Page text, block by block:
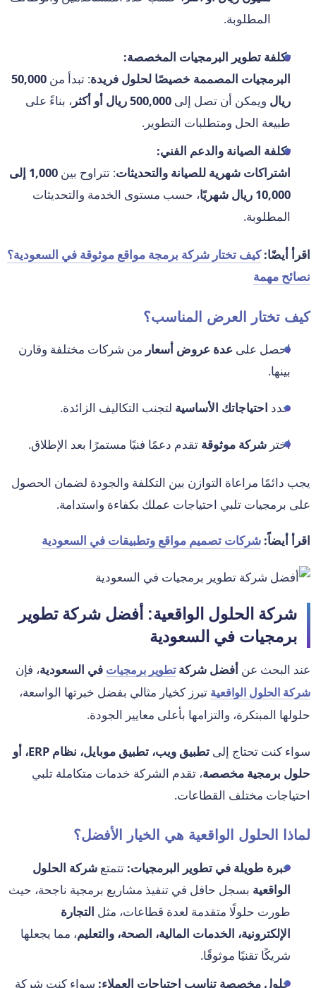
المطلوبة.
تكلفة تطوير البرمجيات المخصصة:
البرمجيات المصممة خصيصًا لحلول فريدة: تبدأ من50,000
ريال ويمكن أن تصل إلى500,000 ريال أو أكثر
، بناءً على
طبيعة الحل ومتطلبات التطوير.
تكلفة الصيانة والدعم الفني:
اشتراكات شهرية للصيانة والتحديثات: تتراوح بين
1,000 إلى
10,000 ريال شهريًا
، حسب مستوى الخدمة والتحديثات
المطلوبة.
اقرأ أيضًا:كيف تختار شركة برمجة مواقع موثوقة في السعودية؟
نصائح مهمة
كيف تختار العرض المناسب؟
احصل علىعدة عروض أسعار من شركات مختلفة وقارن
بينها.
حدد احتياجاتك الأساسية لتجنب التكاليف الزائدة.
اخترشركة موثوقة تقدم دعمًا فنيًا مستمرًا بعد الإطلاق.
يجب دائمًا مراعاة التوازن بين التكلفة والجودة لضمان الحصول
على برمجيات تلبي احتياجات عملك بكفاءة واستدامة.
اقرأ أيضاً: شركات تصميم مواقع وتطبيقات في السعودية
شركة الحلول الواقعية: أفضل شركة تطوير
برمجيات في السعودية
عند البحث عن أفضل شركةتطوير برمجيات في السعودية، فإن
شركة الحلول الواقعية تبرز كخيار مثالي بفضل خبرتها الواسعة،
حلولها المبتكرة، والتزامها بأعلى معايير الجودة.
سواء كنت تحتاج إلى
تطبيق ويب، تطبيق موبايل، نظام ERP، أو
حلول برمجية مخصصة، تقدم الشركة خدمات متكاملة تلبي
احتياجات مختلف القطاعات.
لماذا الحلول الواقعية هي الخيار الأفضل؟
خبرة طويلة في تطوير البرمجيات:تتمتعشركة الحلول
الواقعية بسجل حافل في تنفيذ مشاريع برمجية ناجحة، حيث
طورت حلولًا متقدمة لعدة قطاعات، مثل التجارة
الإلكترونية، الخدمات المالية، الصحة، والتعليم، مما يجعلها
شريكًا تقنيًا موثوقًا.
حلول مخصصة تناسب احتياجات العملاء: سواء كنت شركة